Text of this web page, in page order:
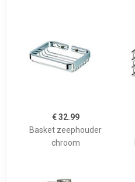
€ 32.99
Basket zeephouder
chroom